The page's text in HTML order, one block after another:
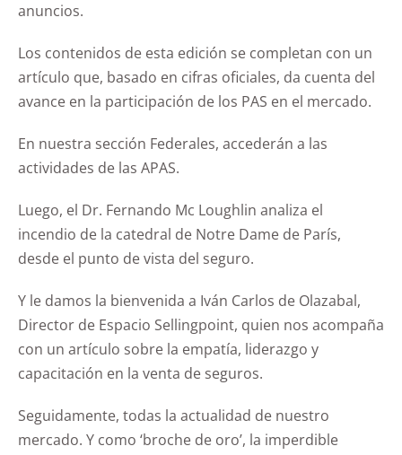
anuncios.
Los contenidos de esta edición se completan con un
artículo que, basado en cifras oficiales, da cuenta del
avance en la participación de los PAS en el mercado.
En nuestra sección Federales, accederán a las
actividades de las APAS.
Luego, el Dr. Fernando Mc Loughlin analiza el
incendio de la catedral de Notre Dame de París,
desde el punto de vista del seguro.
Y le damos la bienvenida a Iván Carlos de Olazabal,
Director de Espacio Sellingpoint, quien nos acompaña
con un artículo sobre la empatía, liderazgo y
capacitación en la venta de seguros.
Seguidamente, todas la actualidad de nuestro
mercado. Y como ‘broche de oro’, la imperdible